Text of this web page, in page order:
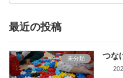
最近の投稿
未分類 つな